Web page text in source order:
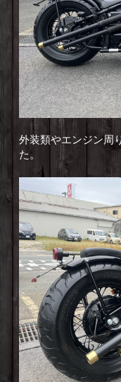
外装類やエンジン周
た。